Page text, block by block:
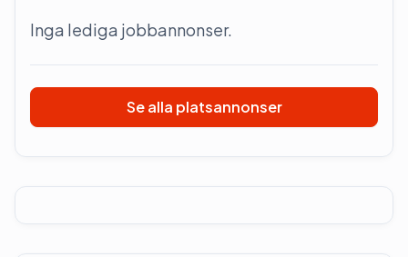
Inga lediga jobbannonser.
Se alla platsannonser